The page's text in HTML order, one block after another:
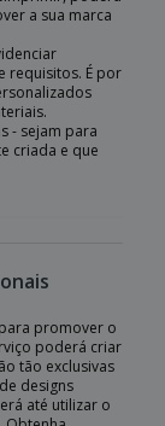
a sua marca
requisitos. É por
- sejam para
criada e que
promover o
poderá criar
tão exclusivas
designs
até utilizar o